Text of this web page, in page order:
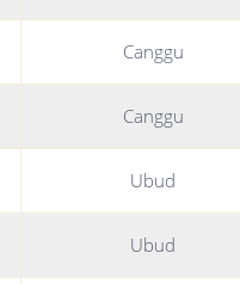
Canggu
Canggu
Ubud
Ubud